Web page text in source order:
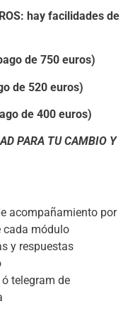
hay facilidades de
de 750 euros)
de 520 euros)
de 400 euros)
PARA TU CAMBIO Y
acompañamiento por
cada módulo
y respuestas
telegram de